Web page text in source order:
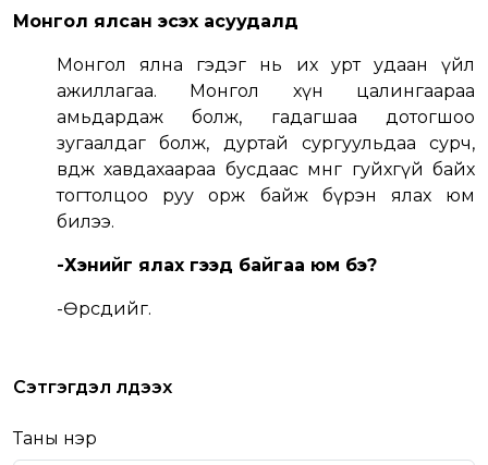
Монгол ялсан эсэх асуудалд
Монгол ялна гэдэг нь их урт удаан үйл
ажиллагаа. Монгол хүн цалингаараа
амьдардаж болж, гадагшаа дотогшоо
зугаалдаг болж, дуртай сургуульдаа сурч,
өвдөж хавдахаараа бусдаас мөнгө гуйхгүй байх
тогтолцоо руу орж байж бүрэн ялах юм
билээ.
-Хэнийг ялах гээд байгаа юм бэ?
-Өөрсдийгөө.
Сэтгэгдэл үлдээх
Таны нэр